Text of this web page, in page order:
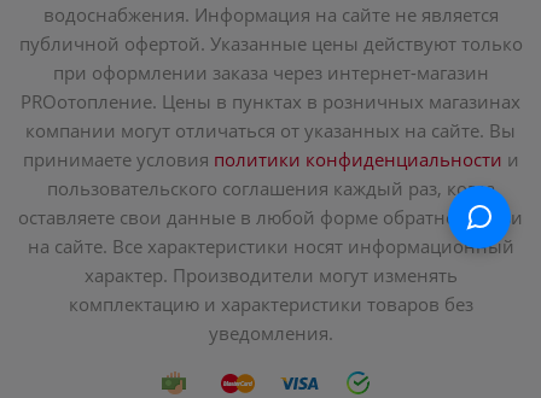
водоснабжения. Информация на сайте не является
публичной офертой. Указанные цены действуют только
при оформлении заказа через интернет-магазин
PROотопление. Цены в пунктах в розничных магазинах
компании могут отличаться от указанных на сайте. Вы
принимаете условия политики конфиденциальности и
пользовательского соглашения каждый раз, когда
оставляете свои данные в любой форме обратной связи
на сайте. Все характеристики носят информационный
характер. Производители могут изменять
комплектацию и характеристики товаров без
уведомления.